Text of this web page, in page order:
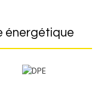
énergétique